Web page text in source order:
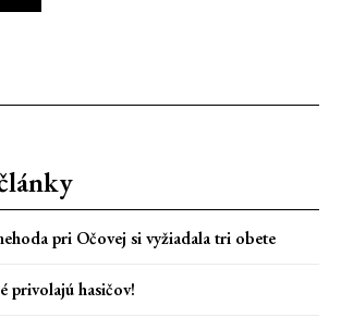
pri Očovej si vyžiadala tri obete
privolajú hasičov!